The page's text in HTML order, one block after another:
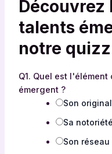
Découvrez
talents
notre
Q1. Quel est
émergent ?
Son
Sa notoriété
Son réseau